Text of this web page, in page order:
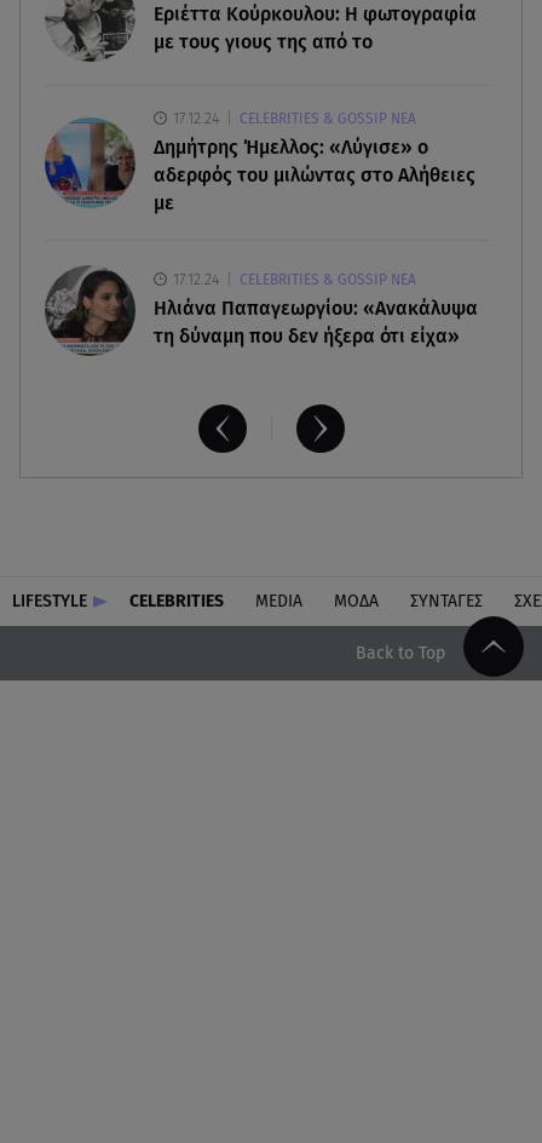
Παρουσιάστρια κοιμήθηκε on air και έγινε viral-
Δείτε το στιγμιότυπο
Stars System: Γιορτάζει 20 χρόνια και γίνεται
καθημερινό στο Star
Εριέττα Κούρκουλου: Η φωτογραφία
με τους γιους της από το
17.12.24 CELEBRITIES & GOSSIP ΝΕΑ
Δημήτρης Ήμελλος: «Λύγισε» ο
αδερφός του μιλώντας στο Αλήθειες
με
17.12.24 CELEBRITIES & GOSSIP ΝΕΑ
Ηλιάνα Παπαγεωργίου: «Ανακάλυψα
τη δύναμη που δεν ήξερα ότι είχα»
LIFESTYLE CELEBRITIES MEDIA ΜΟΔΑ ΣΥΝΤΑΓΕΣ
Back to Top